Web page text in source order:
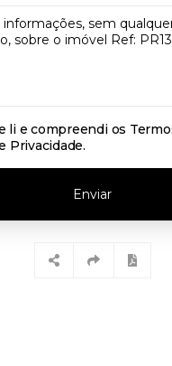
li e compreendi os
Privacidade.
Enviar